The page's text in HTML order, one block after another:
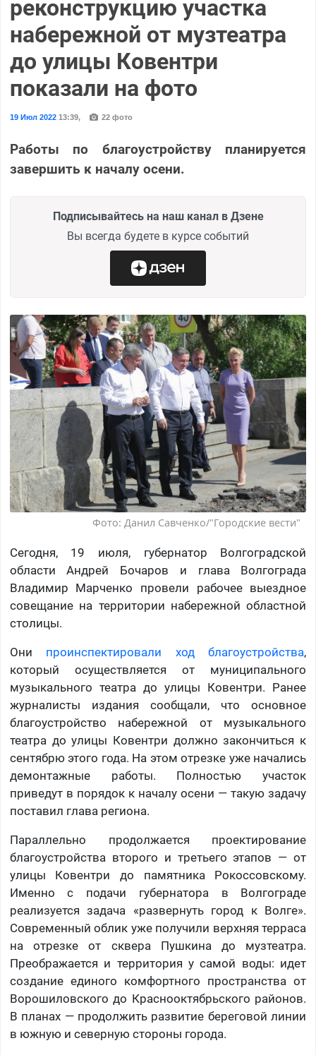
реконструкцию участка
набережной от музтеатра
до улицы Ковентри
показали на фото
19 Июл 202213:39, 22 фото
Работы по благоустройству планируется
завершить к началу осени.
Подписывайтесь на наш канал в Дзене
Вы всегда будете в курсе событий
Фото: Данил Савченко/"Городские вести"
Сегодня, 19 июля, губернатор Волгоградской
области Андрей Бочаров и глава Волгограда
Владимир Марченко провели рабочее выездное
совещание на территории набережной областной
столицы.
Они проинспектировали ход благоустройства,
который осуществляется от муниципального
музыкального театра до улицы Ковентри. Ранее
журналисты издания сообщали, что основное
благоустройство набережной от музыкального
театра до улицы Ковентри должно закончиться к
сентябрю этого года. На этом отрезке уже начались
демонтажные работы. Полностью участок
приведут в порядок к началу осени — такую задачу
поставил глава региона.
Параллельно продолжается проектирование
благоустройства второго и третьего этапов — от
улицы Ковентри до памятника Рокоссовскому.
Именно с подачи губернатора в Волгограде
реализуется задача «развернуть город к Волге».
Современный облик уже получили верхняя терраса
на отрезке от сквера Пушкина до музтеатра.
Преображается и территория у самой воды: идет
создание единого комфортного пространства от
Ворошиловского до Краснооктябрьского районов.
В планах — продолжить развитие береговой линии
в южную и северную стороны города.